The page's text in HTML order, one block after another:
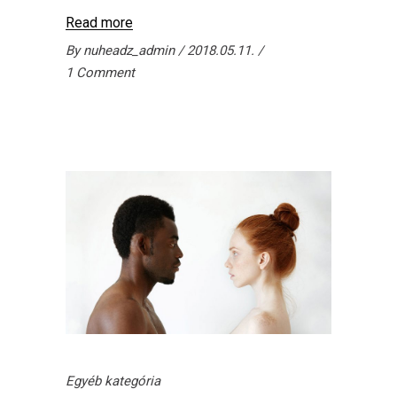
Read more
Bynuheadz_admin
2018.05.11.
1 Comment
Egyéb kategória